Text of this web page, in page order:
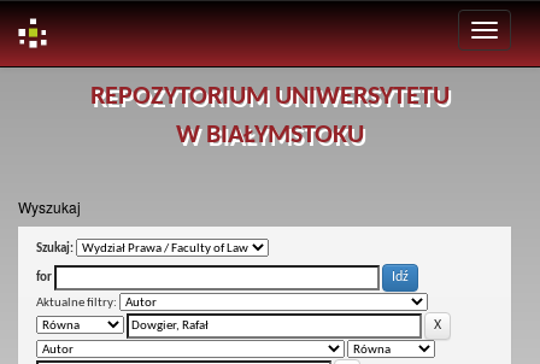
REPOZYTORIUM UNIWERSYTETU
W BIAŁYMSTOKU
Wyszukaj
Szukaj:
for
Aktualne filtry: